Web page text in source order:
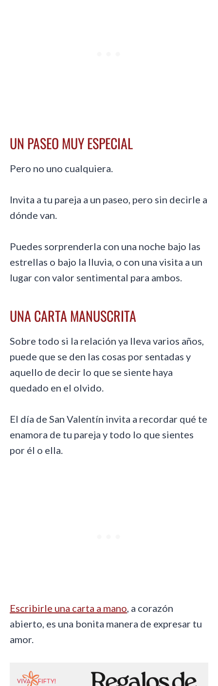
UN PASEO MUY ESPECIAL
Pero no uno cualquiera.
Invita a tu pareja a un paseo, pero sin decirle a
dónde van.
Puedes sorprenderla con una noche bajo las
estrellas o bajo la lluvia, o con una visita a un
lugar con valor sentimental para ambos.
UNA CARTA MANUSCRITA
Sobre todo si la relación ya lleva varios años,
puede que se den las cosas por sentadas y
aquello de decir lo que se siente haya
quedado en el olvido.
El día de San Valentín invita a recordar qué te
enamora de tu pareja y todo lo que sientes
por él o ella.
Escribirle una carta a mano, a corazón
abierto, es una bonita manera de expresar tu
amor.